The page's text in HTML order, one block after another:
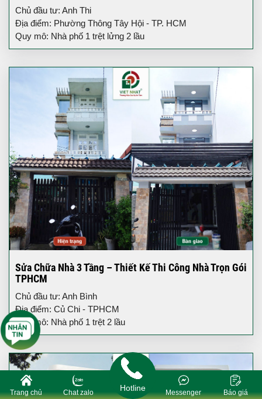
Chủ đầu tư: Anh Thi
Địa điểm: Phường Thông Tây Hội - TP. HCM
Quy mô: Nhà phố 1 trệt lửng 2 lầu
Sửa Chữa Nhà 3 Tầng – Thiết Kế Thi Công Nhà Trọn Gói
TPHCM
Chủ đầu tư: Anh Bình
Địa điểm: Củ Chi - TPHCM
Quy mô: Nhà phố 1 trệt 2 lầu
Trang chủ Chat zalo Báo giá
Messenger
Hotline